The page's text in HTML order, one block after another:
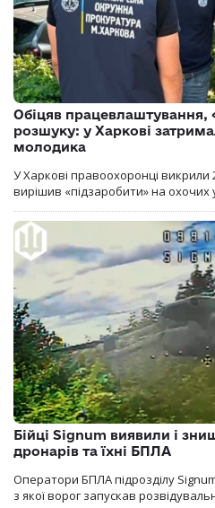
Обіцяв працевлаштування,
розшуку: у Харкові
молодика
У Харкові правоохоронці викрили
вирішив «підзаробити» на охочих
Бійці Signum виявили і
дронарів та їхні БПЛА
Оператори БПЛА підрозділу
з якої ворог запускав